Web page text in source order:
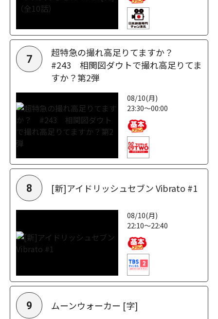
7
超特急の撮れ高足りてますか？
#243 相関図ダウトで撮れ高足りてま
すか？第2弾
08/10(月)
23:30～00:00
8 [新]アイドリッシュセブン Vibrato #1
08/10(月)
22:10～22:40
9 ムーンウォーカー [字]